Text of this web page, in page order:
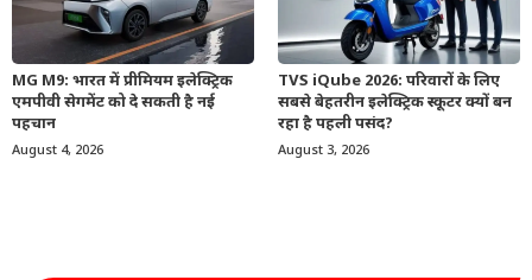
MG M9: भारत में प्रीमियम इलेक्ट्रिक
एमपीवी सेगमेंट को दे सकती है नई
पहचान
August 4, 2026
TVS iQube 2026: परिवारों के लिए
सबसे बेहतरीन इलेक्ट्रिक स्कूटर क्यों बन
रहा है पहली पसंद?
August 3, 2026